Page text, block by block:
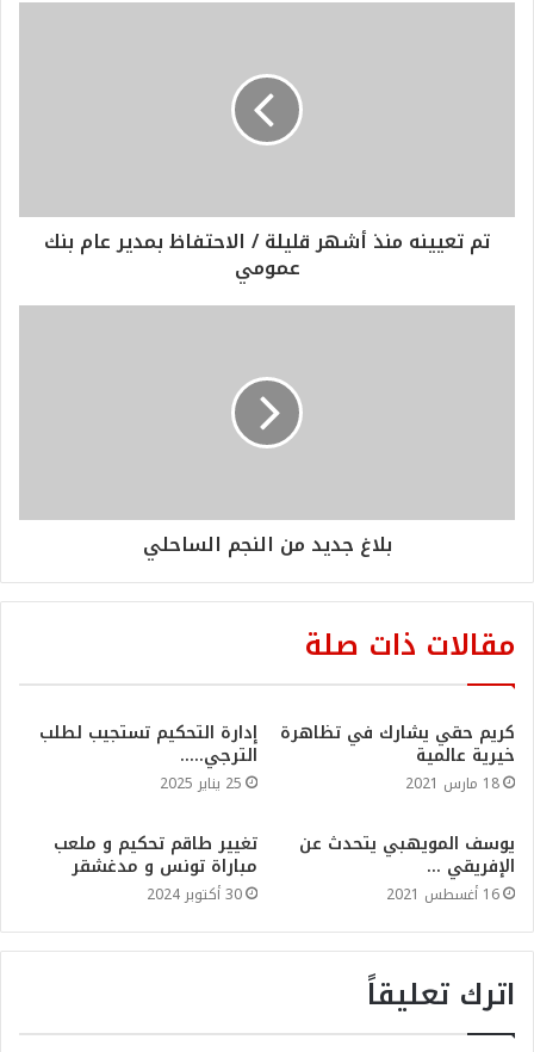
تم تعيينه منذ أشهر قليلة / الاحتفاظ بمدير عام بنك
عمومي
بلاغ جديد من النجم الساحلي
مقالات ذات صلة
كريم حقي يشارك في تظاهرة
خيرية عالمية
18 مارس 2021
إدارة التحكيم تستجيب لطلب
الترجي…..
25 يناير 2025
يوسف المويهبي يتحدث عن
الإفريقي …
16 أغسطس 2021
تغيير طاقم تحكيم و ملعب
مباراة تونس و مدغشقر
30 أكتوبر 2024
اترك تعليقاً